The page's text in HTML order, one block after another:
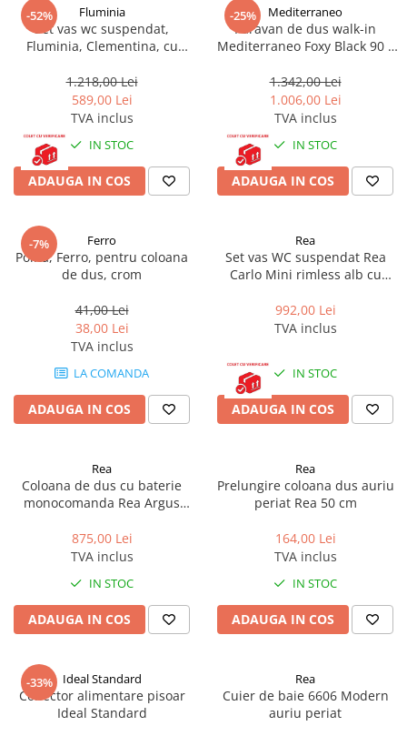
-52% Fluminia
Set vas wc suspendat,
Fluminia, Clementina, cu
close, alb
1.218,00 Lei
589,00 Lei
TVA inclus
IN STOC
ADAUGA IN COS
-25% Mediterraneo
Paravan de dus walk-in
Mediterraneo Foxy Black 90 x
periat
1.342,00 Lei
1.006,00 Lei
TVA inclus
IN STOC
ADAUGA IN COS
-7% Ferro
Polita, Ferro, pentru coloana
de dus, crom
41,00 Lei
38,00 Lei
TVA inclus
LA COMANDA
ADAUGA IN COS
Rea
Set vas WC suspendat Rea
Carlo Mini rimless alb cu
992,00 Lei
TVA inclus
IN STOC
ADAUGA IN COS
Rea
Coloana de dus cu baterie
monocomanda Rea Argus
875,00 Lei
TVA inclus
IN STOC
ADAUGA IN COS
Rea
Prelungire coloana dus auriu
periat Rea 50 cm
164,00 Lei
TVA inclus
IN STOC
ADAUGA IN COS
-33% Ideal Standard
Conector alimentare pisoar
Ideal Standard
Rea
Cuier de baie 6606 Modern
auriu periat